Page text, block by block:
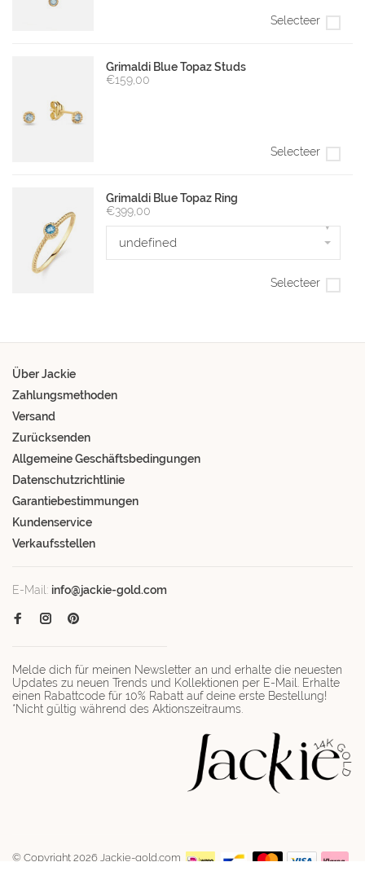
Selecteer
Grimaldi Blue Topaz Studs
€159,00
Selecteer
Grimaldi Blue Topaz Ring
€399,00
undefined
▾
Selecteer
Über Jackie
Zahlungsmethoden
Versand
Zurücksenden
Allgemeine Geschäftsbedingungen
Datenschutzrichtlinie
Garantiebestimmungen
Kundenservice
Verkaufsstellen
E-Mail: info@jackie-gold.com
Melde dich für meinen Newsletter an und erhalte die neuesten
Updates zu neuen Trends und Kollektionen per E-Mail. Erhalte
einen Rabattcode für 10% Rabatt auf deine erste Bestellung!
*Nicht gültig während des Aktionszeitraums.
© Copyright 2026 Jackie-gold.com